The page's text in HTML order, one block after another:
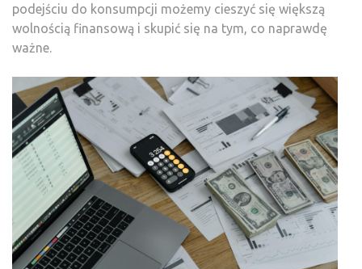
podejściu do konsumpcji możemy cieszyć się większą
wolnością finansową i skupić się na tym, co naprawdę
ważne.